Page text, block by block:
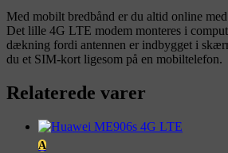
Med mobilt bredbånd er du altid online
Det lille 4G LTE modem monteres i
dækning fordi antennen er indbygget i
du et SIM-kort ligesom på en mobiltelefon.
Relaterede varer
A